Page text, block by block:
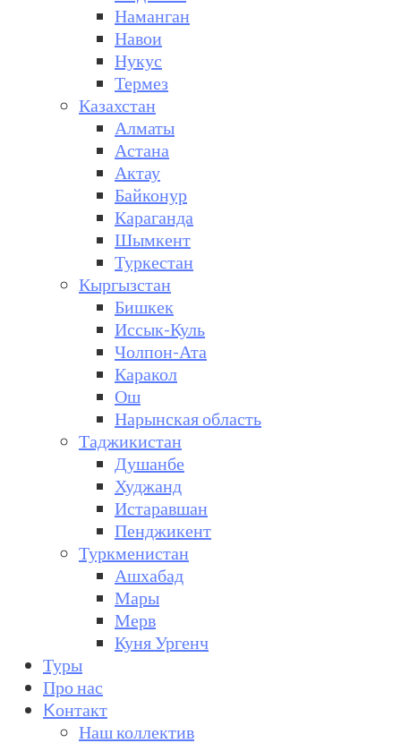
Наманган
Навои
Нукус
Термез
Казахстан
Алматы
Астана
Актау
Байконур
Караганда
Шымкент
Туркестан
Кыргызстан
Бишкек
Иссык-Куль
Чолпон-Ата
Каракол
Ош
Нарынская область
Таджикистан
Душанбе
Худжанд
Истаравшан
Пенджикент
Туркменистан
Ашхабад
Мары
Мерв
Куня Ургенч
Туры
Про нас
Kонтакт
Наш коллектив